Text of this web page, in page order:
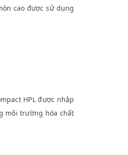
cao được sử dụng
HPL được nhập
môi trường hóa chất